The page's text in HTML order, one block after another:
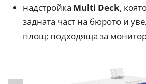
надстройка Multi Deck,
задната част на бюрото и
площ; подходяща за